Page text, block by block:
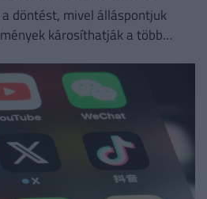
döntést, mivel álláspontjuk
károsíthatják a több